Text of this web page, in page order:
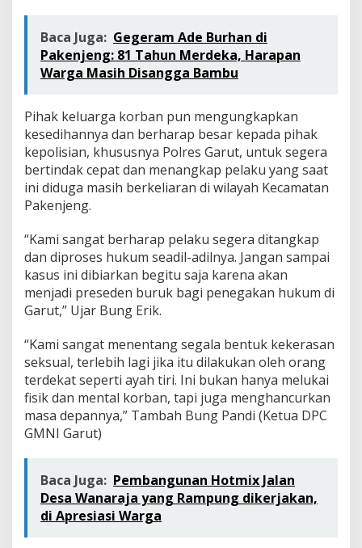
Baca Juga: Gegeram Ade Burhan di
Pakenjeng: 81 Tahun Merdeka, Harapan
Warga Masih Disangga Bambu
Pihak keluarga korban pun mengungkapkan
kesedihannya dan berharap besar kepada pihak
kepolisian, khususnya Polres Garut, untuk segera
bertindak cepat dan menangkap pelaku yang saat
ini diduga masih berkeliaran di wilayah Kecamatan
Pakenjeng.
“Kami sangat berharap pelaku segera ditangkap
dan diproses hukum seadil-adilnya. Jangan sampai
kasus ini dibiarkan begitu saja karena akan
menjadi preseden buruk bagi penegakan hukum di
Garut,” Ujar Bung Erik.
“Kami sangat menentang segala bentuk kekerasan
seksual, terlebih lagi jika itu dilakukan oleh orang
terdekat seperti ayah tiri. Ini bukan hanya melukai
fisik dan mental korban, tapi juga menghancurkan
masa depannya,” Tambah Bung Pandi (Ketua DPC
GMNI Garut)
Baca Juga: Pembangunan Hotmix Jalan
Desa Wanaraja yang Rampung dikerjakan,
di Apresiasi Warga